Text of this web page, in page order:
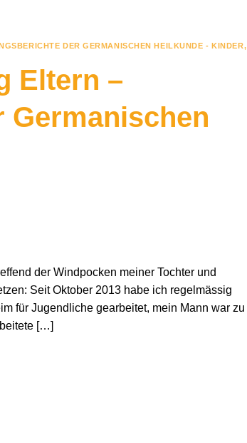
DER GERMANISCHEN HEILKUNDE - KINDER,
Eltern –
der Windpocken meiner Tochter und
Seit Oktober 2013 habe ich regelmässig
für Jugendliche gearbeitet, mein Mann war zu
[…]